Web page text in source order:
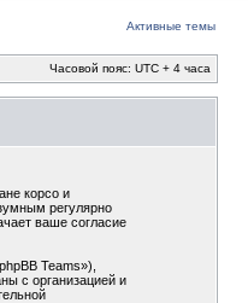
Активные темы
Часовой пояс: UTC + 4 часа
корсо и
регулярно
ваше согласие
Teams»),
с организацией и